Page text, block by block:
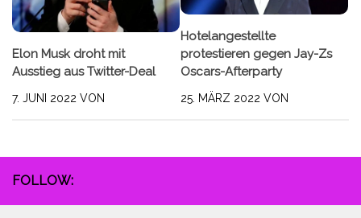
Elon Musk droht mit
Ausstieg aus Twitter-Deal
7. JUNI 2022 VON
Hotelangestellte
protestieren gegen Jay-Zs
Oscars-Afterparty
25. MÄRZ 2022 VON
FOLLOW: